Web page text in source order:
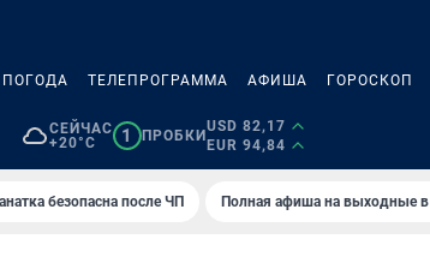
ПОГОДА ТЕЛЕПРОГРАММА АФИША ГОРОСКОП
СЕЙЧАС
+20°C
1 ПРОБКИ
USD 82,17
EUR 94,84
безопасна после ЧП Полная афиша на выходные